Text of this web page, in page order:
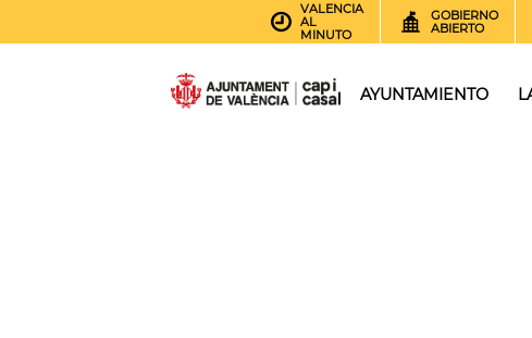
VALENCIA
AL
MINUTO
GOBIERNO
ABIERTO
AYUNTAMIENTO